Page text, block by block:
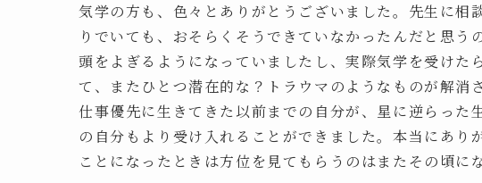
気学の方も、色々とありがとうございました。先生に相
りでいても、おそらくそうできていなかったんだと思う
頭をよぎるようになっていましたし、実際気学を受けた
て、またひとつ潜在的な？トラウマのようなものが解消
仕事優先に生きてきた以前までの自分が、星に逆らった
の自分もより受け入れることができました。本当にあり
ことになったときは方位を見てもらうのはまたその頃に